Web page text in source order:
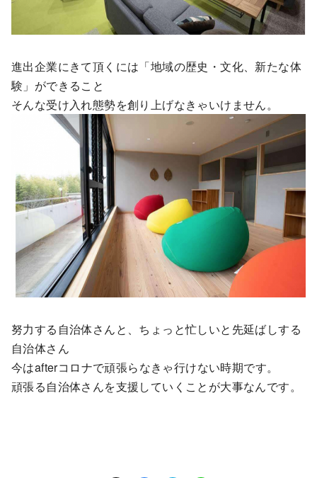
進出企業にきて頂くには「地域の歴史・文化、新たな体
験」ができること
そんな受け入れ態勢を創り上げなきゃいけません。
努力する自治体さんと、ちょっと忙しいと先延ばしする
自治体さん
今はafterコロナで頑張らなきゃ行けない時期です。
頑張る自治体さんを支援していくことが大事なんです。